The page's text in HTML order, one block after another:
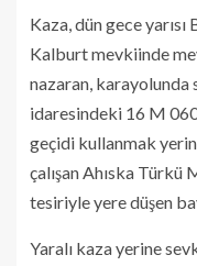
Kaza, dün gece
Kalburt mevkiinde
nazaran, karayolunda
idaresindeki 16 M
geçidi kullanmak
çalışan Ahıska Türkü
tesiriyle yere düşen
Yaralı kaza yerine